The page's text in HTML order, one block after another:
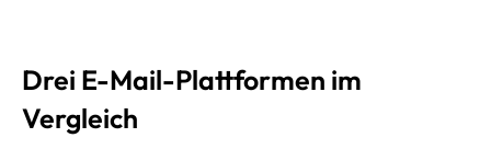
Drei E-Mail-Plattformen im
Vergleich